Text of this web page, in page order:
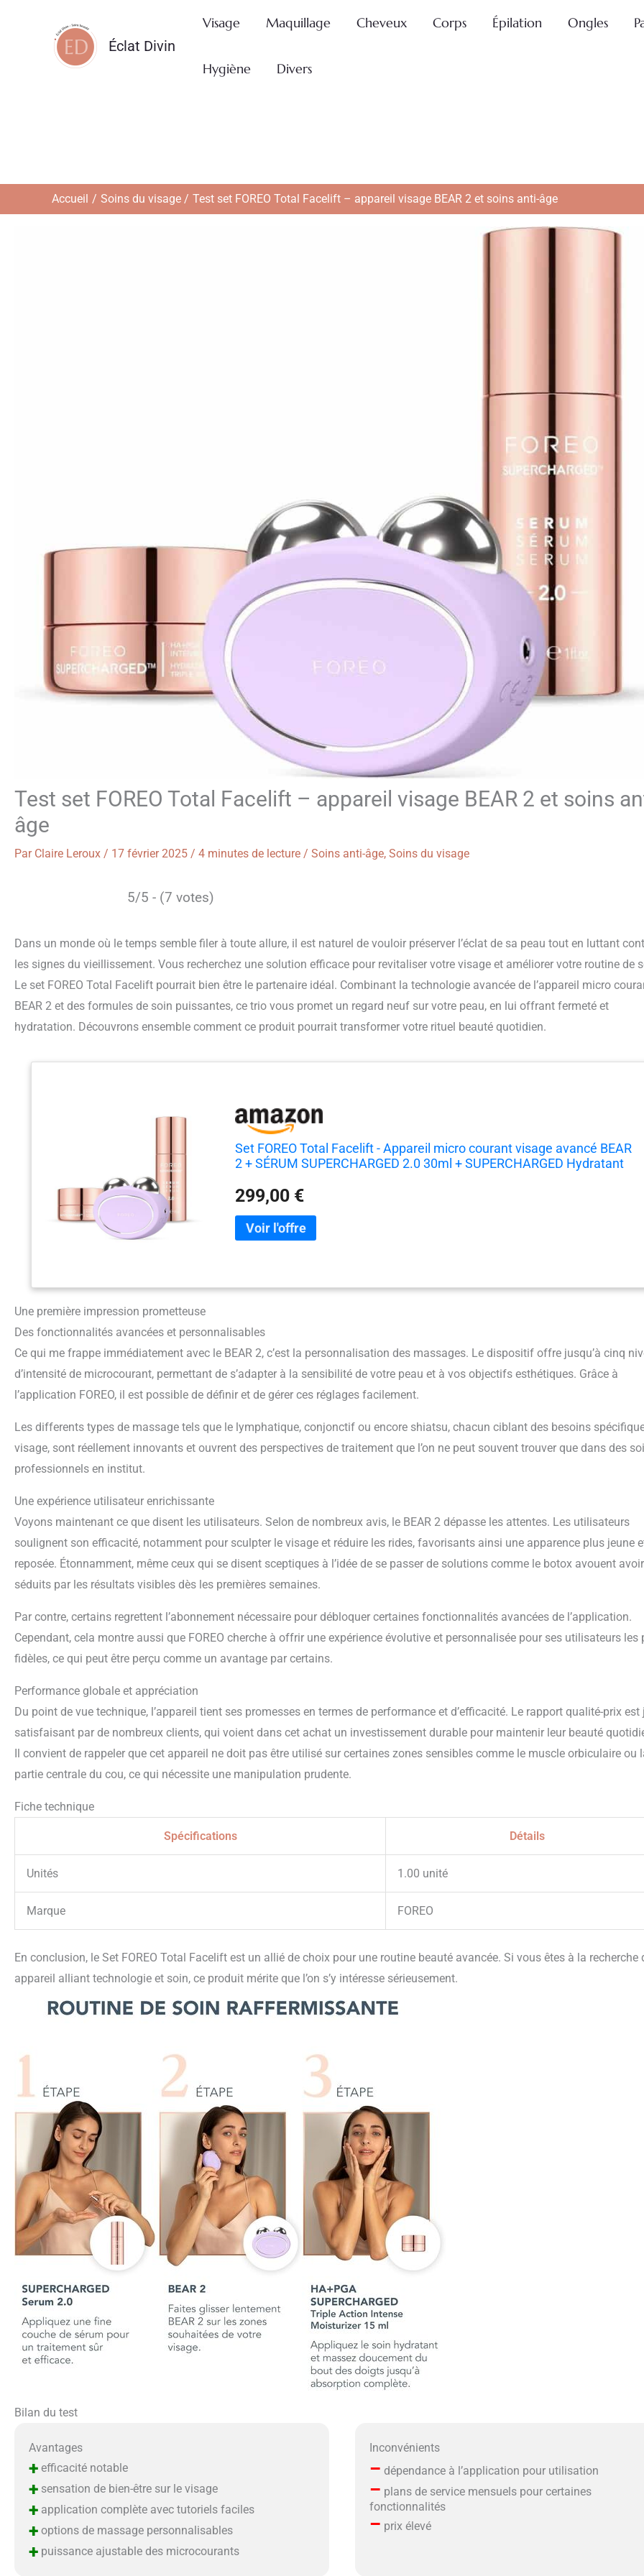
Éclat Divin
Visage Maquillage Cheveux Corps Épilation Ongles
Hygiène Divers
Accueil Soins du visage Test set FOREO Total Facelift – appareil visage BEAR 2 et soins anti-âge
Test set FOREO Total Facelift – appareil visage BEAR 2 et soins
âge
Par Claire Leroux / 17 février 2025 / 4 minutes de lecture / Soins anti-âge, Soins du visage
5/5 - (7 votes)
Dans un monde où le temps semble filer à toute allure, il est naturel de vouloir préserver l’éclat de sa peau tout en luttant
les signes du vieillissement. Vous recherchez une solution efficace pour revitaliser votre visage et améliorer votre routine de
Le set FOREO Total Facelift pourrait bien être le partenaire idéal. Combinant la technologie avancée de l’appareil micro
BEAR 2 et des formules de soin puissantes, ce trio vous promet un regard neuf sur votre peau, en lui offrant fermeté et
hydratation. Découvrons ensemble comment ce produit pourrait transformer votre rituel beauté quotidien.
Set FOREO Total Facelift - Appareil micro courant visage avancé BEAR
2 + SÉRUM SUPERCHARGED 2.0 30ml + SUPERCHARGED Hydratant
299,00 €
Une première impression prometteuse
Des fonctionnalités avancées et personnalisables
Ce qui me frappe immédiatement avec le BEAR 2, c’est la personnalisation des massages. Le dispositif offre jusqu’à cinq
d’intensité de microcourant, permettant de s’adapter à la sensibilité de votre peau et à vos objectifs esthétiques. Grâce à
l’application FOREO, il est possible de définir et de gérer ces réglages facilement.
Les differents types de massage tels que le lymphatique, conjonctif ou encore shiatsu, chacun ciblant des besoins
visage, sont réellement innovants et ouvrent des perspectives de traitement que l’on ne peut souvent trouver que dans des
professionnels en institut.
Une expérience utilisateur enrichissante
Voyons maintenant ce que disent les utilisateurs. Selon de nombreux avis, le BEAR 2 dépasse les attentes. Les utilisateurs
soulignent son efficacité, notamment pour sculpter le visage et réduire les rides, favorisants ainsi une apparence plus jeune
reposée. Étonnamment, même ceux qui se disent sceptiques à l’idée de se passer de solutions comme le botox avouent
séduits par les résultats visibles dès les premières semaines.
Par contre, certains regrettent l’abonnement nécessaire pour débloquer certaines fonctionnalités avancées de l’application.
Cependant, cela montre aussi que FOREO cherche à offrir une expérience évolutive et personnalisée pour ses utilisateurs les
fidèles, ce qui peut être perçu comme un avantage par certains.
Performance globale et appréciation
Du point de vue technique, l’appareil tient ses promesses en termes de performance et d’efficacité. Le rapport qualité-prix est
satisfaisant par de nombreux clients, qui voient dans cet achat un investissement durable pour maintenir leur beauté
Il convient de rappeler que cet appareil ne doit pas être utilisé sur certaines zones sensibles comme le muscle orbiculaire ou
partie centrale du cou, ce qui nécessite une manipulation prudente.
Fiche technique
Spécifications Détails
Unités 1.00 unité
Marque FOREO
En conclusion, le Set FOREO Total Facelift est un allié de choix pour une routine beauté avancée. Si vous êtes à la recherche
appareil alliant technologie et soin, ce produit mérite que l’on s’y intéresse sérieusement.
Bilan du test
Avantages
+ efficacité notable
+ sensation de bien-être sur le visage
+ application complète avec tutoriels faciles
+ options de massage personnalisables
+ puissance ajustable des microcourants
Inconvénients
– dépendance à l’application pour utilisation
– plans de service mensuels pour certaines
fonctionnalités
– prix élevé